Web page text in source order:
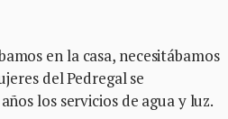
en la casa, necesitábamos
del Pedregal se
los servicios de agua y luz.